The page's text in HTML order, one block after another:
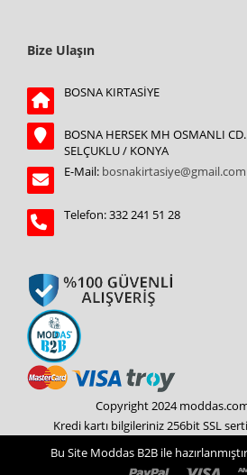
Bize Ulaşın
BOSNA KIRTASİYE
BOSNA HERSEK MH OSMANLI
SELÇUKLU / KONYA
E-Mail: bosnakirtasiye@gmail.com
Telefon: 332 241 51 28
Copyright 2024
Kredi kartı bilgileriniz 256bit SSL
Bu Site Moddas B2B ile